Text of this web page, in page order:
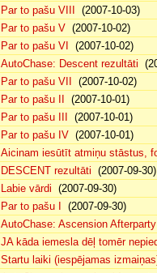
Par to pašu VIII
(2007-10-03)
Par to pašu V (2007-10-02)
Par to pašu VI
(2007-10-02)
AutoChase: Descent rezultāti
Par to pašu VII
(2007-10-02)
Par to pašu II
(2007-10-01)
Par to pašu III
(2007-10-01)
Par to pašu IV (2007-10-01)
Aicinam iesūtīt atmiņu stāstus,
DESCENT rezultāti (2007-09-30)
Labie vārdi (2007-09-30)
Par to pašu I
(2007-09-30)
AutoChase: Ascension
JA kāda iemesla dēļ tomēr
Startu laiki (iespējamas